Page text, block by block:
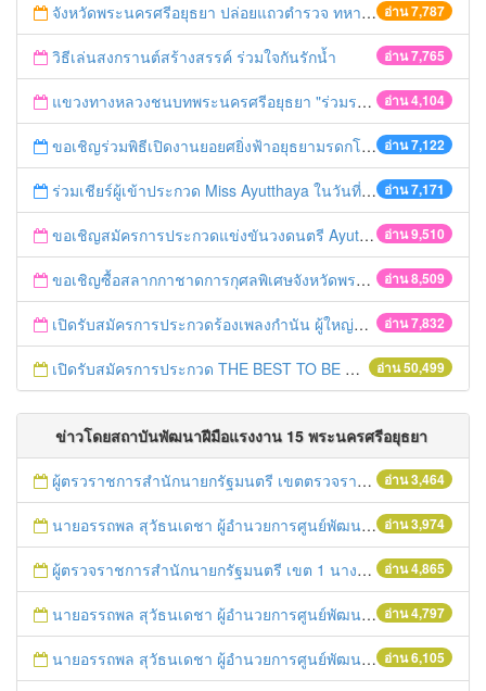
อ่าน 7,787
จังหวัดพระนครศรีอยุธยา ปล่อยแถวตำรวจ ทหาร ฝ่ายปกครอง กว่า 100 นาย ตรวจเข้มท่ารถสาธารณะ สถานีขนส่งรถโดยสาร วินรถตู้ และสถานีรถไฟ เตรียมรับมือเทศกาลสงกรานต์
อ่าน 7,765
วิธีเล่นสงกรานต์สร้างสรรค์ ร่วมใจกันรักน้ำ
อ่าน 4,104
แขวงทางหลวงชนบทพระนครศรีอยุธยา "ร่วมรณรงค์ ขับช้า เปิดไฟหน้า คาดเข็มขัด" เทศกาลสงกรานต์ ปี 2561
อ่าน 7,122
ขอเชิญร่วมพิธีเปิดงานยอยศยิ่งฟ้าอยุธยามรดกโลก
อ่าน 7,171
ร่วมเชียร์ผู้เข้าประกวด Miss Ayutthaya ในวันที่ 15 ธันวาคม 2560
อ่าน 9,510
ขอเชิญสมัครการประกวดแข่งขันวงดนตรี Ayutthaya battle of the bands
อ่าน 8,509
ขอเชิญซื้อสลากกาชาดการกุศลพิเศษจังหวัดพระนครศรีอยุธยา 2560
อ่าน 7,832
เปิดรับสมัครการประกวดร้องเพลงกำนัน ผู้ใหญ่บ้าน ฯลฯ
อ่าน 50,499
เปิดรับสมัครการประกวด THE BEST TO BE NUMBER ONE
ข่าวโดยสถาบันพัฒนาฝีมือแรงงาน 15 พระนครศรีอยุธยา
อ่าน 3,464
ผู้ตรวราชการสำนักนายกรัฐมนตรี เขตตรวจราชการที่ 1 (นางประภาศรี บุญวิเศษ) ออกตรวรพื้นที่จังหวัดพระนครศรีอยุธยา
อ่าน 3,974
นายอรรถพล สุวัธนเดชา ผู้อำนวยการศูนย์พัฒนาฝีมือแรงงานจังหวัดพระนครศรีอยุธยา เป็นประธานพิธีเปิดการฝึกอบรม
อ่าน 4,865
ผู้ตรวจราชการสำนักนายกรัฐมนตรี เขต 1 นางประภาศรี บุญวุิเศษ และผู้ตรวจราชการกระทรวงออกตรวจราชการ ณ จังหวัดพระนครศรีอยุธยา
อ่าน 4,797
นายอรรถพล สุวัธนเดชา ผู้อำนวยการศูนย์พัฒนาฝีมือแรงงานจังหวัดพระนครศรีอยุธยาเข้าร่วมพิธีถวายราชสักการะเนื่องในวันยุทธหัตถี สมเด็จพระนเรศวรมหาราชประจำปี๒๕๕๗
อ่าน 6,105
นายอรรถพล สุวัธนเดชา ผู้อำนวยการศูนย์พัฒนาฝีมือแรงงานจังหวัดพระนครศรีอยุธยาเข้าร่วมพิธีถวายราชสักการะเนื่องในวันยุทธหัตถี สมเด็จพระนเรศวรมหาราชประจำปี๒๕๕๗